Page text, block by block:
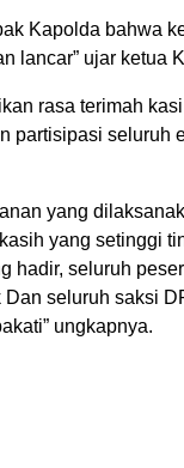
Kapolda bahwa
lancar” ujar ketua
rasa terimah
partisipasi seluruh
yang
yang setinggi
hadir, seluruh
seluruh saksi
ungkapnya.